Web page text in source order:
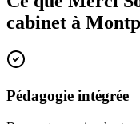
cabinet à
Pédagogie intégrée